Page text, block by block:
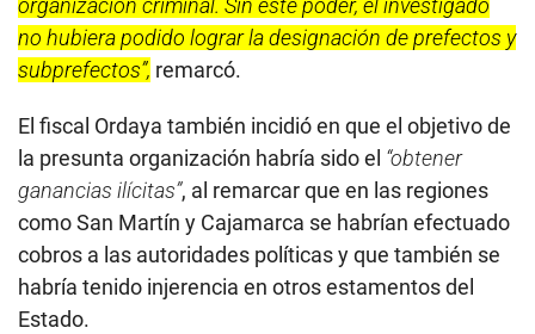
organización criminal. Sin este poder, el investigado
no hubiera podido lograr la designación de prefectos y
subprefectos”, remarcó.
El fiscal Ordaya también incidió en que el objetivo de
la presunta organización habría sido el “obtener
ganancias ilícitas”, al remarcar que en las regiones
como San Martín y Cajamarca se habrían efectuado
cobros a las autoridades políticas y que también se
habría tenido injerencia en otros estamentos del
Estado.